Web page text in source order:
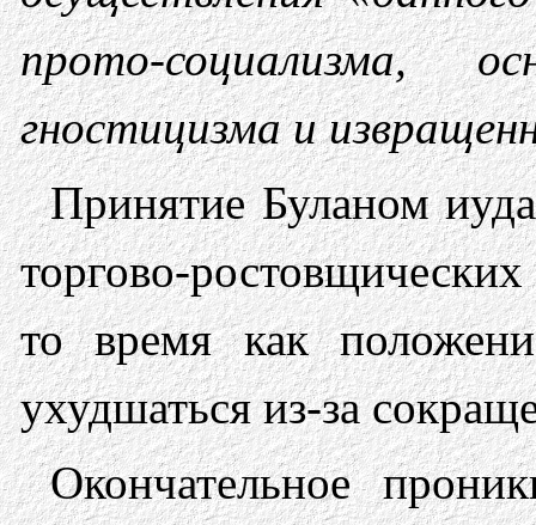
прото-социализма,
гностицизма и
Принятие Буланом
торгово-
то время как
ухудшаться из-за
Окончательное